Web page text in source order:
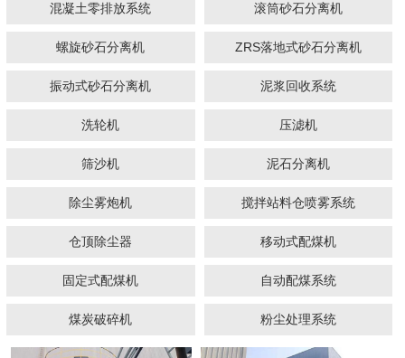
混凝土零排放系统 滚筒砂石分离机
螺旋砂石分离机 ZRS落地式砂石分离机
振动式砂石分离机 泥浆回收系统
洗轮机 压滤机
筛沙机 泥石分离机
除尘雾炮机 搅拌站料仓喷雾系统
仓顶除尘器 移动式配煤机
固定式配煤机 自动配煤系统
煤炭破碎机 粉尘处理系统